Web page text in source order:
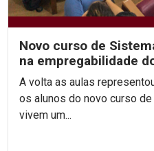
Novo curso de
na empregabilidade
A volta as aulas
os alunos do novo curso
vivem um...